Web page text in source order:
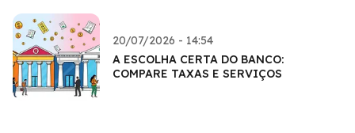
20/07/2026 - 14:54
A ESCOLHA CERTA DO BANCO:
COMPARE TAXAS E SERVIÇOS